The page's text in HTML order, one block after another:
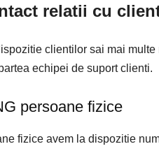
relatii cu
clientilor sai mai
echipei de suport clienti.
persoane fizice
fizice avem la dispozitie